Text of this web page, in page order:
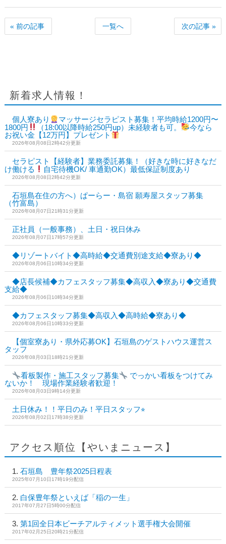
« 前の記事 一覧へ 次の記事 »
新着求人情報！
個人寮あり
マッサージセラピスト募集！平均時給1200円〜
1800円
（18:00以降時給250円up）未経験者も可。
今なら
お祝い金【12万円】プレゼント
2026年08月08日2時42分更新
セラピスト【経験者】業務委託募集！（好きな時に好きなだ
け働ける
自宅待機OK/ 車通勤OK）最低保証制度あり
2026年08月08日2時42分更新
石垣島在住の方へ）ぱーらー・島宿 願寿屋スタッフ募集
（竹富島）
2026年08月07日21時31分更新
正社員（一般事務）、土日・祝日休み
2026年08月07日17時57分更新
◆リゾートバイト◆高時給◆交通費別途支給◆寮あり◆
2026年08月06日10時34分更新
◆店長候補◆カフェスタッフ募集◆高収入◆寮あり◆交通費
支給◆
2026年08月06日10時34分更新
◆カフェスタッフ募集◆高収入◆高時給◆寮あり◆
2026年08月06日10時33分更新
【個室寮あり・県外応募OK】石垣島のゲストハウス運営ス
タッフ
2026年08月03日18時21分更新
看板製作・施工スタッフ募集
でっかい看板をつけてみ
ないか！ 現場作業経験者歓迎！
2026年08月03日9時14分更新
土日休み！！平日のみ！平日スタッフ⭐︎
2026年08月02日17時38分更新
アクセス順位【やいまニュース】
石垣島 豊年祭2025日程表
2025年07月10日17時19分配信
白保豊年祭といえば「稲の一生」
2017年07月27日5時00分配信
第1回全日本ビーチアルティメット選手権大会開催
2017年02月25日20時21分配信